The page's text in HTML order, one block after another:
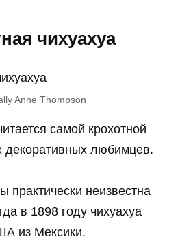
чихуахуа
Anne Thompson
самой крохотной
любимцев.
практически неизвестна
в 1898 году чихуахуа
из Мексики.